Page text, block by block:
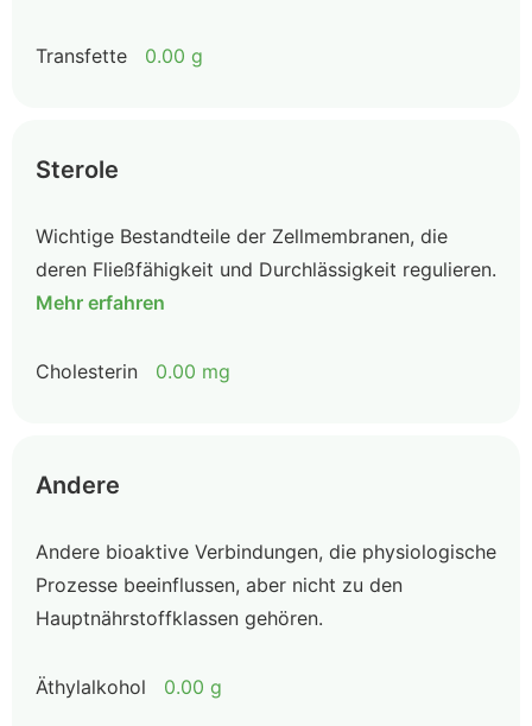
Transfette 0.00 g
Sterole
Wichtige Bestandteile der Zellmembranen, die
deren Fließfähigkeit und Durchlässigkeit regulieren.
Mehr erfahren
Cholesterin 0.00 mg
Andere
Andere bioaktive Verbindungen, die physiologische
Prozesse beeinflussen, aber nicht zu den
Hauptnährstoffklassen gehören.
Äthylalkohol 0.00 g